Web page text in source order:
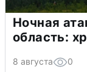
Ночная
область:
8 августа 0